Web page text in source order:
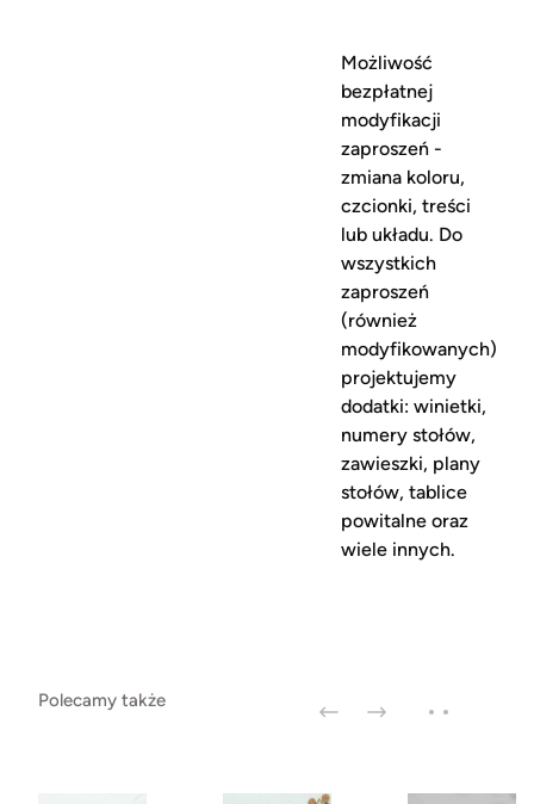
Możliwość
bezpłatnej
modyfikacji
zaproszeń -
zmiana koloru,
czcionki, treści
lub układu. Do
wszystkich
zaproszeń
(również
modyfikowanych)
projektujemy
dodatki: winietki,
numery stołów,
zawieszki, plany
stołów, tablice
powitalne oraz
wiele innych.
Polecamy także